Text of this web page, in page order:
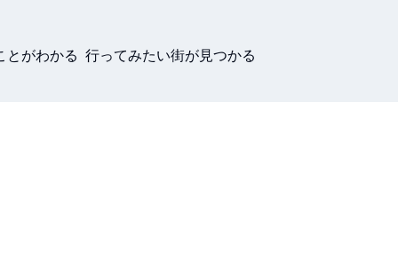
とがわかる 行ってみたい街が見つかる